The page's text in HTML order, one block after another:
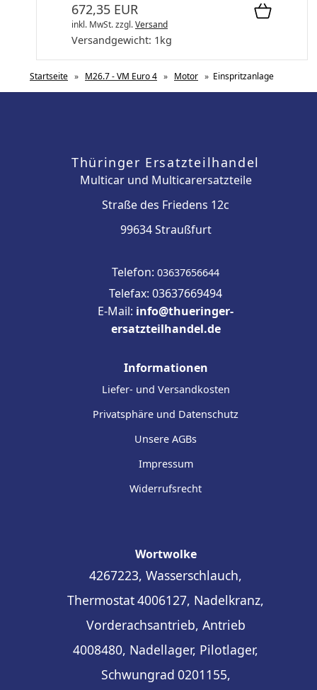
672,35 EUR
inkl. MwSt.zzgl.Versand
Versandgewicht: 1 kg
Startseite » M26.7 - VM Euro 4 » Motor » Einspritzanlage
Thüringer Ersatzteilhandel
Multicar und Multicarersatzteile
Straße des Friedens 12c
99634 Straußfurt
Telefon: 03637656644
Telefax: 03637669494
E-Mail: info@thueringer-
ersatzteilhandel.de
Informationen
Liefer- und Versandkosten
Privatsphäre und Datenschutz
Unsere AGBs
Impressum
Widerrufsrecht
Wortwolke
4267223, Wasserschlauch,
Thermostat4006127, Nadelkranz,
Vorderachsantrieb, Antrieb
4008480, Nadellager, Pilotlager,
Schwungrad 0201155,